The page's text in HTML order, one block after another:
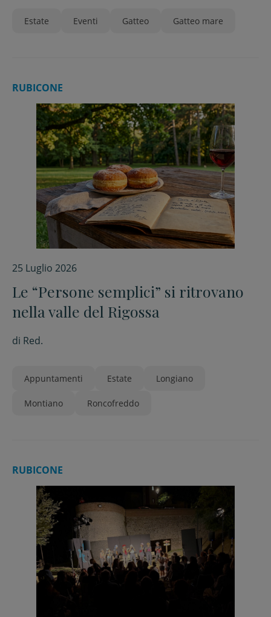
Estate Eventi Gatteo Gatteo mare
RUBICONE
25 Luglio 2026
Le “Persone semplici” si ritrovano
nella valle del Rigossa
di Red.
Appuntamenti Estate Longiano
Montiano Roncofreddo
RUBICONE